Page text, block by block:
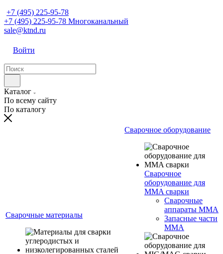
+7 (495) 225-95-78
+7 (495) 225-95-78 Многоканальный
sale@ktnd.ru
Войти
Каталог
По всему сайту
По каталогу
Сварочные материалы
Сварочное оборудование
Сварочное
оборудование для
MMA сварки
Сварочные
аппараты MMA
Запасные части
MMA